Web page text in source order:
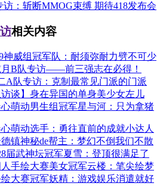
访：斩断MMOG束缚 期待418发布会
相关内容
神威组冠军队：耐须弥耐力劈不可少
月B队专访——前三强志在必得！
A队专访：克制最常见门派的门派
访谈】身在异国的单身美少女左儿
萌动男生组冠军星与河：只为拿猪
萌动选手：勇往直前的成就小达人
镇神秘de帮主：梦幻不倒我们不散
届武神坛冠军夏雪：登顶很满足了
手绘大赛美女冠军云楼：笔尖绘梦
大赛冠军妖精：游戏娱乐消遣就好